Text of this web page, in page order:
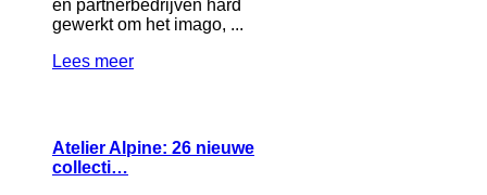
en partnerbedrijven hard
gewerkt om het imago, ...
Lees meer
Atelier Alpine: 26 nieuwe
collecti…